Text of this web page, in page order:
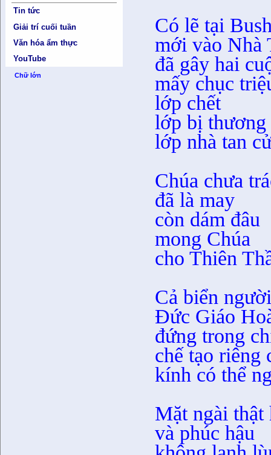
Tin tức
Giải trí cuối tuần
Văn hóa ẩm thực
YouTube
Chữ lớn
Có lẽ tại
mới vào Nhà
đã gây hai
mấy chục
lớp chết
lớp bị thương
lớp nhà tan
Chúa chưa
đã là may
còn dám đâu
mong Chúa
cho Thiên
Cả biển
Đức Giáo
đứng trong
chế tạo riêng
kính có thể
Mặt ngài thật
và phúc hậu